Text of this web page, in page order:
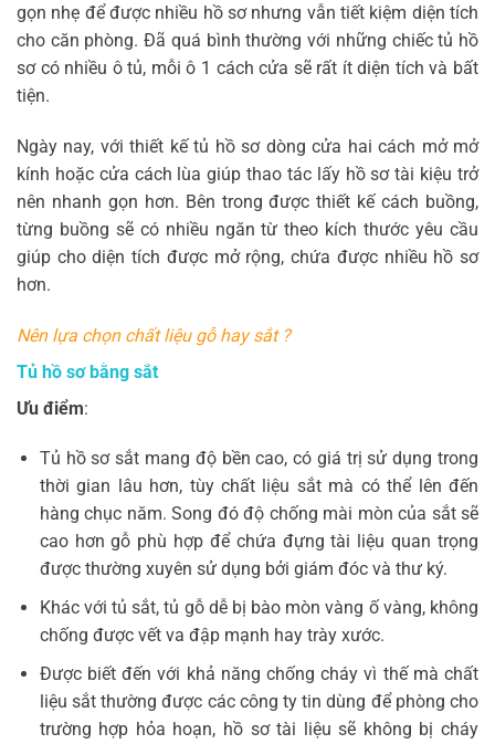
gọn nhẹ để được nhiều hồ sơ nhưng vẫn tiết kiệm diện tích
cho căn phòng. Đã quá bình thường với những chiếc tủ hồ
sơ có nhiều ô tủ, mỗi ô 1 cách cửa sẽ rất ít diện tích và bất
tiện.
Ngày nay, với thiết kế tủ hồ sơ dòng cửa hai cách mở mở
kính hoặc cửa cách lùa giúp thao tác lấy hồ sơ tài kiệu trở
nên nhanh gọn hơn. Bên trong được thiết kế cách buồng,
từng buồng sẽ có nhiều ngăn từ theo kích thước yêu cầu
giúp cho diện tích được mở rộng, chứa được nhiều hồ sơ
hơn.
Nên lựa chọn chất liệu gỗ hay sắt ?
Tủ hồ sơ bằng sắt
Ưu điểm:
Tủ hồ sơ sắt mang độ bền cao, có giá trị sử dụng trong
thời gian lâu hơn, tùy chất liệu sắt mà có thể lên đến
hàng chục năm. Song đó độ chống mài mòn của sắt sẽ
cao hơn gỗ phù hợp để chứa đựng tài liệu quan trọng
được thường xuyên sử dụng bởi giám đóc và thư ký.
Khác với tủ sắt, tủ gỗ dễ bị bào mòn vàng ố vàng, không
chống được vết va đập mạnh hay trày xước.
Được biết đến với khả năng chống cháy vì thế mà chất
liệu sắt thường được các công ty tin dùng để phòng cho
trường hợp hỏa hoạn, hồ sơ tài liệu sẽ không bị cháy